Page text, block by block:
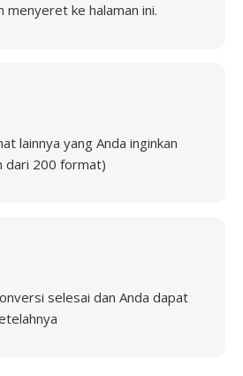
menyeret ke halaman ini.
lainnya yang Anda inginkan
dari 200 format)
selesai dan Anda dapat